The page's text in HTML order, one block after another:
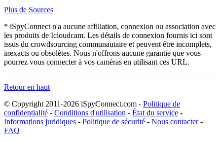
Plus de Sources
* iSpyConnect n'a aucune affiliation, connexion ou association avec
les produits de Icloudcam. Les détails de connexion fournis ici sont
issus du crowdsourcing communautaire et peuvent être incomplets,
inexacts ou obsolètes. Nous n'offrons aucune garantie que vous
pourrez vous connecter à vos caméras en utilisant ces URL.
Retour en haut
© Copyright 2011-2026 iSpyConnect.com - Politique de
confidentialité - Conditions d'utilisation - État du service -
Informations juridiques - Politique de sécurité - Nous contacter-
FAQ